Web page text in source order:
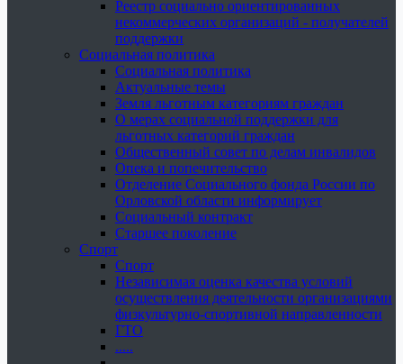
Реестр социально ориентированных
некоммерческих организаций - получателей
поддержки
Социальная политика
Социальная политика
Актуальные темы
Земля льготным категориям граждан
О мерах социальной поддержки для
льготных категорий граждан
Общественный совет по делам инвалидов
Опека и попечительство
Отделение Социального фонда России по
Орловской области информирует
Социальный контракт
Старшее поколение
Спорт
Спорт
Независимая оценка качества условий
осуществления деятельности организациями
физкультурно-спортивной направленности
ГТО
.....